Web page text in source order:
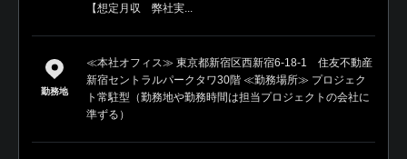
【想定月収 弊社実...
勤務地
≪本社オフィス≫ 東京都新宿区西新宿6-18-1 住友不動産
新宿セントラルパークタワ30階 ≪勤務場所≫ プロジェク
ト常駐型（勤務地や勤務時間は担当プロジェクトの会社に
準ずる）